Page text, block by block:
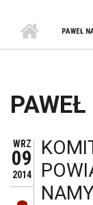
PAWEŁ
WRZ
09
2014